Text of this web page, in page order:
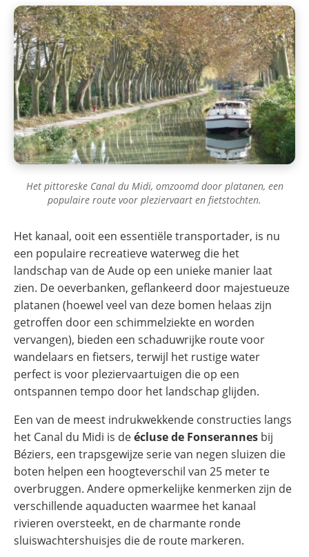
Het pittoreske Canal du Midi, omzoomd door platanen, een
populaire route voor pleziervaart en fietstochten.
Het kanaal, ooit een essentiële transportader, is nu
een populaire recreatieve waterweg die het
landschap van de Aude op een unieke manier laat
zien. De oeverbanken, geflankeerd door majestueuze
platanen (hoewel veel van deze bomen helaas zijn
getroffen door een schimmelziekte en worden
vervangen), bieden een schaduwrijke route voor
wandelaars en fietsers, terwijl het rustige water
perfect is voor pleziervaartuigen die op een
ontspannen tempo door het landschap glijden.
Een van de meest indrukwekkende constructies langs
het Canal du Midi is deécluse de Fonserannes bij
Béziers, een trapsgewijze serie van negen sluizen die
boten helpen een hoogteverschil van 25 meter te
overbruggen. Andere opmerkelijke kenmerken zijn de
verschillende aquaducten waarmee het kanaal
rivieren oversteekt, en de charmante ronde
sluiswachtershuisjes die de route markeren.